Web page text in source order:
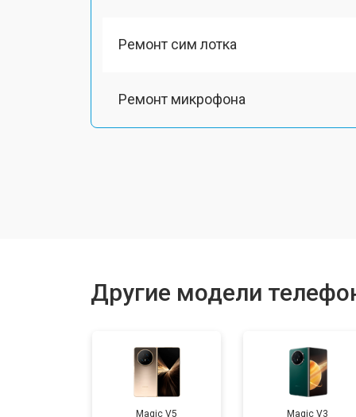
Ремонт сим лотка
Ремонт микрофона
Замена дисплея (экрана)
Другие модели
Magic V5 Magic V3